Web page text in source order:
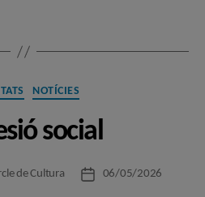
Categories
NOTÍCIES
social
de Cultura
Data06/05/2026